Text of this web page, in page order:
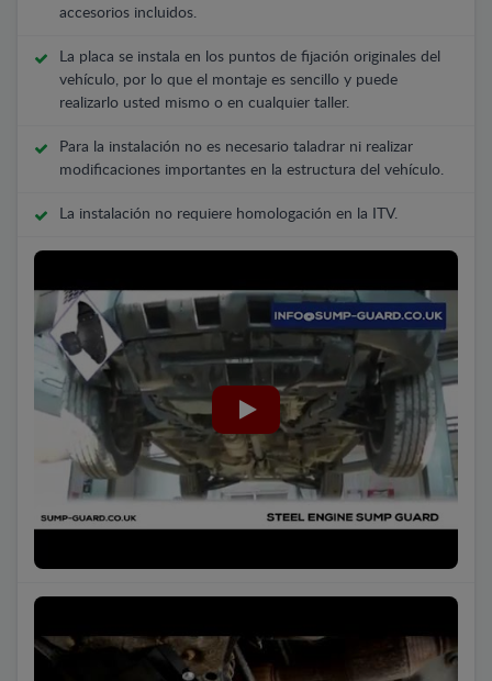
accesorios incluidos.
La placa se instala en los puntos de fijación originales del
vehículo, por lo que el montaje es sencillo y puede
realizarlo usted mismo o en cualquier taller.
Para la instalación no es necesario taladrar ni realizar
modificaciones importantes en la estructura del vehículo.
La instalación no requiere homologación en la ITV.